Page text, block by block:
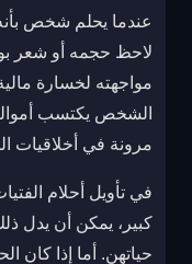
عندما يحلم شخص
لاحظ حجمه أو شعر
مواجهته لخسارة
الشخص يكتسب
مرونة في أخلاقيات
في تأويل أحلام
كبير، يمكن أن يدل
حياتهن. أما إذا كان